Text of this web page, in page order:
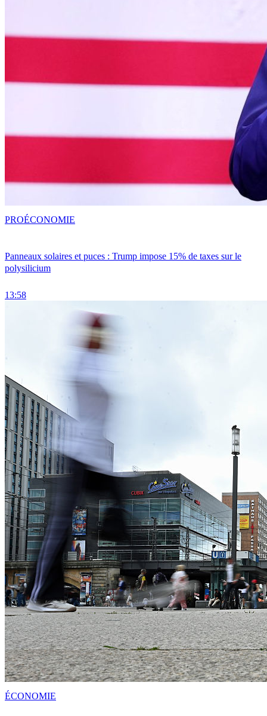
Panneaux solaires et puces : Trump impose 15% de taxes sur le
polysilicium
13:58
PROÉCONOMIE
ÉCONOMIE